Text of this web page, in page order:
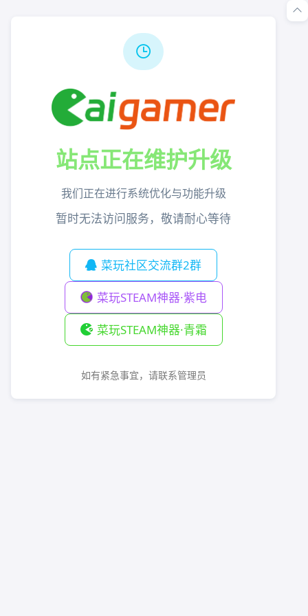
站点正在维护升级
我们正在进行系统优化与功能升级
暂时无法访问服务，敬请耐心等待
菜玩社区交流群2群
菜玩STEAM神器·紫电
菜玩STEAM神器·青霜
如有紧急事宜，请联系管理员